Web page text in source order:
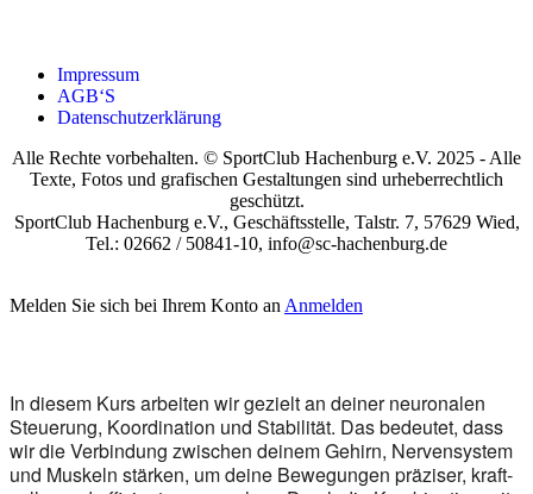
Impres­sum
AGB‘S
Daten­schutz­er­klä­rung
Alle Rechte vorbehalten. © SportClub Hachenburg e.V. 2025 - Alle
Texte, Fotos und grafischen Gestaltungen sind urheberrechtlich
geschützt.
SportClub Hachenburg e.V., Geschäftsstelle, Talstr. 7, 57629 Wied,
Tel.: 02662 / 50841-10, info@sc-hachenburg.de
Melden Sie sich bei Ihrem Konto an Anmelden
In die­sem Kurs arbei­ten wir gezielt an dei­ner neu­ro­na­len
Steue­rung, Koor­di­na­ti­on und Sta­bi­li­tät. Das bedeu­tet, dass
wir die Ver­bin­dung zwi­schen dei­nem Gehirn, Ner­ven­sys­tem
und Mus­keln stär­ken, um dei­ne Bewe­gun­gen prä­zi­ser, kraft­